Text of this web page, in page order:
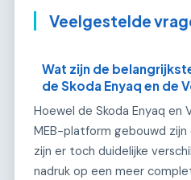
Veelgestelde
Wat zijn de
de Skoda Enyaq en de
Hoewel de Skoda Enyaq en
MEB-platform gebouwd
zijn er toch duidelijke
nadruk op een meer